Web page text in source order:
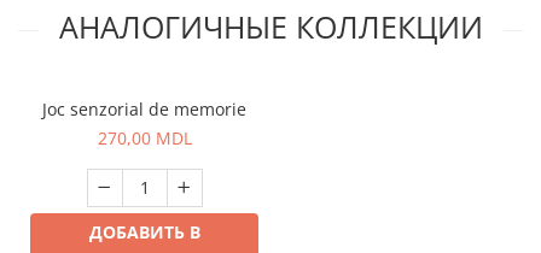
АНАЛОГИЧНЫЕ КОЛЛЕКЦИИ
Joc senzorial de memorie
270,00 MDL
ДОБАВИТЬ В